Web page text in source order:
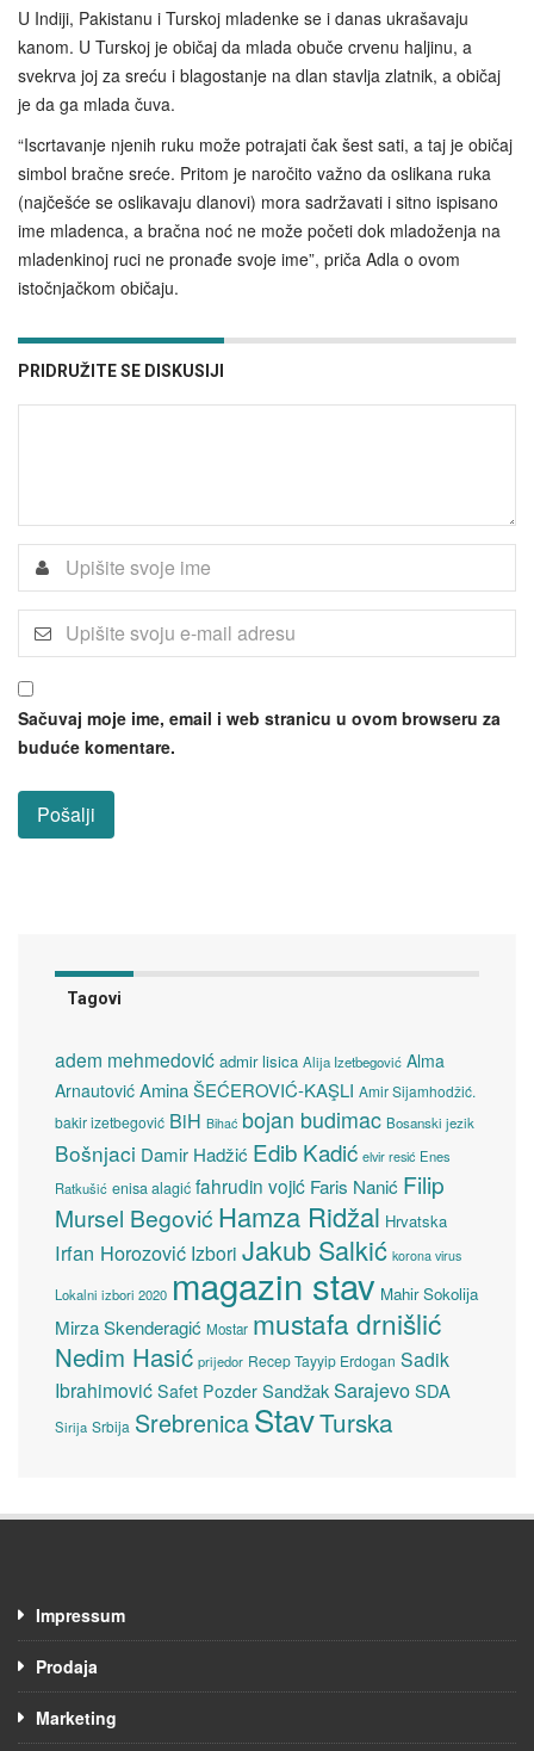
U Indiji, Pakistanu i Turskoj mladenke se i danas ukrašavaju
kanom. U Turskoj je običaj da mlada obuče crvenu haljinu, a
svekrva joj za sreću i blagostanje na dlan stavlja zlatnik, a običaj
je da ga mlada čuva.
“Iscrtavanje njenih ruku može potrajati čak šest sati, a taj je običaj
simbol bračne sreće. Pritom je naročito važno da oslikana ruka
(najčešće se oslikavaju dlanovi) mora sadržavati i sitno ispisano
ime mladenca, a bračna noć ne može početi dok mladoženja na
mladenkinoj ruci ne pronađe svoje ime”, priča Adla o ovom
istočnjačkom običaju.
PRIDRUŽITE SE DISKUSIJI
Sačuvaj moje ime, email i web stranicu u ovom browseru za
buduće komentare.
Tagovi
adem mehmedović admir lisica Alija Izetbegović Alma
Arnautović Amina ŠEĆEROVIĆ-KAŞLI Amir Sijamhodžić.
bakir izetbegović BiH Bihać bojan budimac Bosanski jezik
Bošnjaci Damir Hadžić Edib Kadić elvir resić Enes
Ratkušić enisa alagić fahrudin vojić Faris Nanić Filip
Mursel Begović Hamza Ridžal Hrvatska
Irfan Horozović Izbori Jakub Salkić korona virus
Lokalni izbori 2020 magazin stav Mahir Sokolija
Mirza Skenderagić Mostar mustafa drnišlić
Nedim Hasić prijedor Recep Tayyip Erdogan Sadik
Ibrahimović Safet Pozder SandžakSarajevoSDA
Sirija Srbija SrebrenicaStavTurska
Impressum
Prodaja
Marketing